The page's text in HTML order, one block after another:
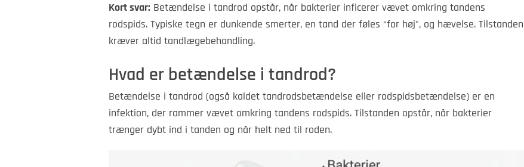
Kort svar: Betændelse i tandrod opstår, når bakterier inficerer vævet omkring tandens
rodspids. Typiske tegn er dunkende smerter, en tand der føles “for høj”, og hævelse. Tilstanden
kræver altid tandlægebehandling.
Hvad er betændelse i tandrod?
Betændelse i tandrod (også kaldet tandrodsbetændelse eller rodspidsbetændelse) er en
infektion, der rammer vævet omkring tandens rodspids. Tilstanden opstår, når bakterier
trænger dybt ind i tanden og når helt ned til roden.